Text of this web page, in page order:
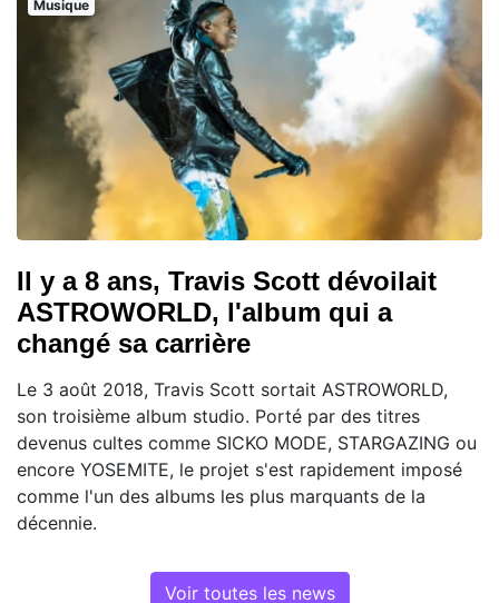
Musique
Il y a 8 ans, Travis Scott dévoilait
ASTROWORLD, l'album qui a
changé sa carrière
Le 3 août 2018, Travis Scott sortait ASTROWORLD,
son troisième album studio. Porté par des titres
devenus cultes comme SICKO MODE, STARGAZING ou
encore YOSEMITE, le projet s'est rapidement imposé
comme l'un des albums les plus marquants de la
décennie.
Voir toutes les news